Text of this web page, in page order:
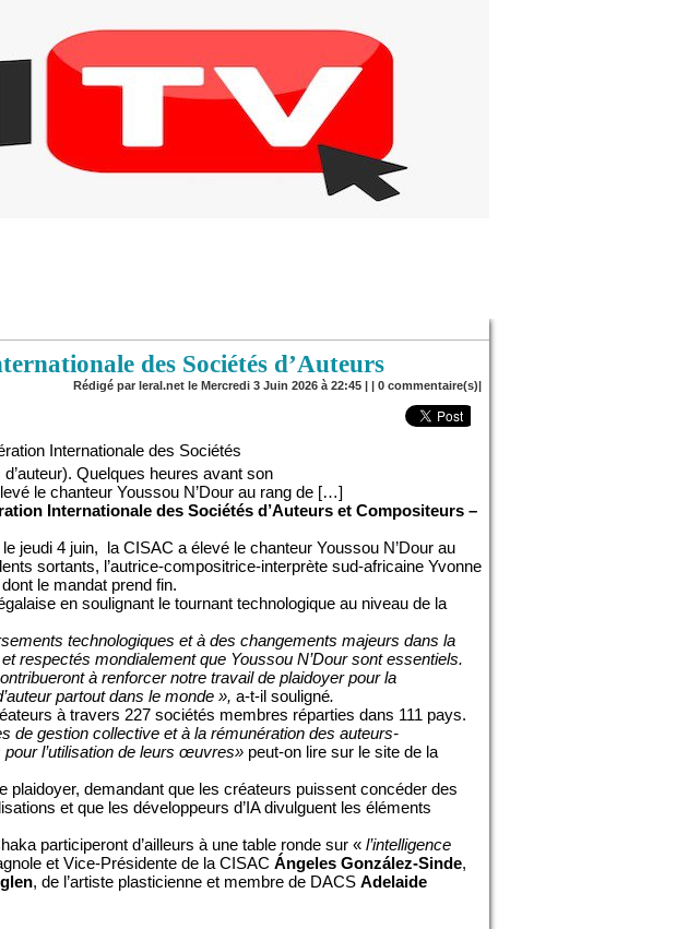
des Sociétés d’Auteurs
Rédigé par leral.net le Mercredi 3 Juin 2026 à 22:45 | | 0 commentaire(s)|
Internationale des Sociétés
Quelques heures avant son
le chanteur Youssou N’Dour au rang de […]
Internationale des Sociétés d’Auteurs et Compositeurs –
jeudi 4 juin, la CISAC a élevé le chanteur Youssou N’Dour au
sortants, l’autrice-compositrice-interprète sud-africaine Yvonne
le mandat prend fin.
en soulignant le tournant technologique au niveau de la
technologiques et à des changements majeurs dans la
respectés mondialement que Youssou N’Dour sont essentiels.
à renforcer notre travail de plaidoyer pour la
partout dans le monde », a-t-il souligné.
à travers 227 sociétés membres réparties dans 111 pays.
de gestion collective et à la rémunération des auteurs-
l’utilisation de leurs œuvres» peut-on lire sur le site de la
plaidoyer, demandant que les créateurs puissent concéder des
et que les développeurs d’IA divulguent les éléments
participeront d’ailleurs à une table ronde sur « l’intelligence
et Vice-Présidente de la CISAC Ángeles González-Sinde,
, de l’artiste plasticienne et membre de DACS Adelaide